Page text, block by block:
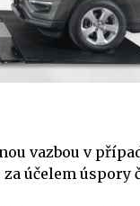
vazbou v
účelem úspory